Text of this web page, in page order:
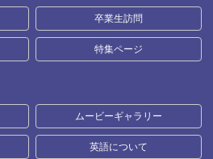
卒業生訪問
特集ページ
ムービーギャラリー
英語について